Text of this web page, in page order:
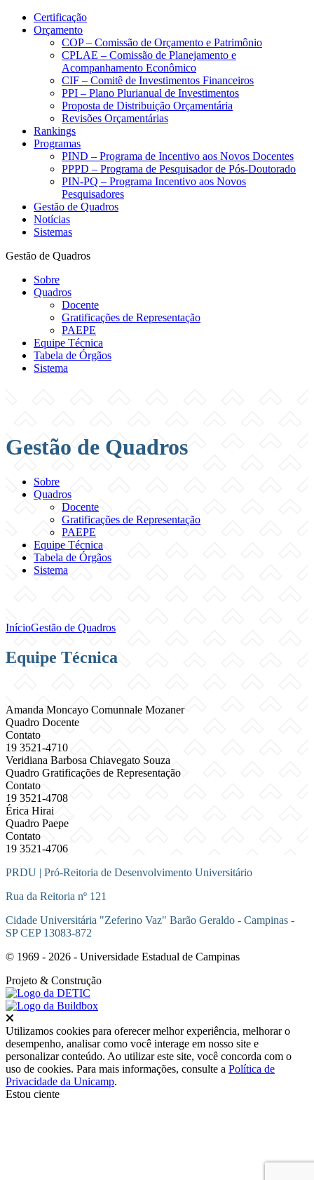
Certificação
Orçamento
COP – Comissão de Orçamento e Patrimônio
CPLAE – Comissão de Planejamento e
Acompanhamento Econômico
CIF – Comitê de Investimentos Financeiros
PPI – Plano Plurianual de Investimentos
Proposta de Distribuição Orçamentária
Revisões Orçamentárias
Rankings
Programas
PIND – Programa de Incentivo aos Novos Docentes
PPPD – Programa de Pesquisador de Pós-Doutorado
PIN-PQ – Programa Incentivo aos Novos
Pesquisadores
Gestão de Quadros
Notícias
Sistemas
Gestão de Quadros
Sobre
Quadros
Docente
Gratificações de Representação
PAEPE
Equipe Técnica
Tabela de Órgãos
Sistema
Gestão de Quadros
Sobre
Quadros
Docente
Gratificações de Representação
PAEPE
Equipe Técnica
Tabela de Órgãos
Sistema
InícioGestão de Quadros
Equipe Técnica
Amanda Moncayo Comunnale Mozaner
Quadro Docente
Contato
19 3521-4710
Veridiana Barbosa Chiavegato Souza
Quadro Gratificações de Representação
Contato
19 3521-4708
Érica Hirai
Quadro Paepe
Contato
19 3521-4706
PRDU | Pró-Reitoria de Desenvolvimento Universitário
Rua da Reitoria nº 121
Cidade Universitária "Zeferino Vaz" Barão Geraldo - Campinas -
SP CEP 13083-872
© 1969 - 2026 - Universidade Estadual de Campinas
Projeto & Construção
Utilizamos cookies para oferecer melhor experiência, melhorar o
desempenho, analisar como você interage em nosso site e
personalizar conteúdo. Ao utilizar este site, você concorda com o
uso de cookies. Para mais informações, consulte a Política de
Privacidade da Unicamp.
Estou ciente